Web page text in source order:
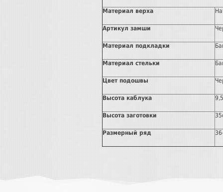
Материал верха
Артикул замши
Материал подкладки
Материал стельки
Цвет подошвы
Высота каблука
Высота заготовки
Размерный ряд